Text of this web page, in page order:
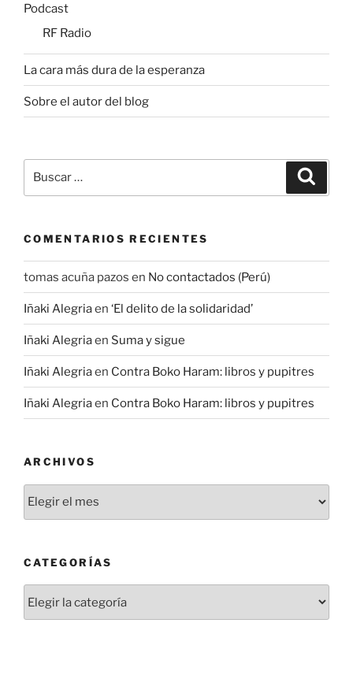
Podcast
RF Radio
La cara más dura de la esperanza
Sobre el autor del blog
por:
COMENTARIOS RECIENTES
tomas acuña pazos en No contactados (Perú)
Iñaki Alegriaen ‘El delito de la solidaridad’
Iñaki Alegriaen Suma y sigue
Iñaki Alegriaen Contra Boko Haram: libros y pupitres
Iñaki Alegriaen Contra Boko Haram: libros y pupitres
ARCHIVOS
CATEGORÍAS